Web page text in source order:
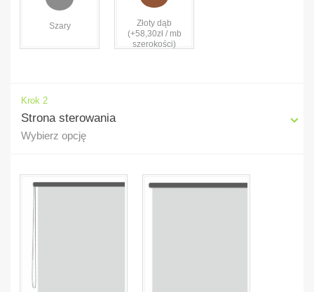
Szary
Złoty dąb
(+58,30zł / mb
szerokości)
Krok 2
Strona sterowania
Wybierz opcję